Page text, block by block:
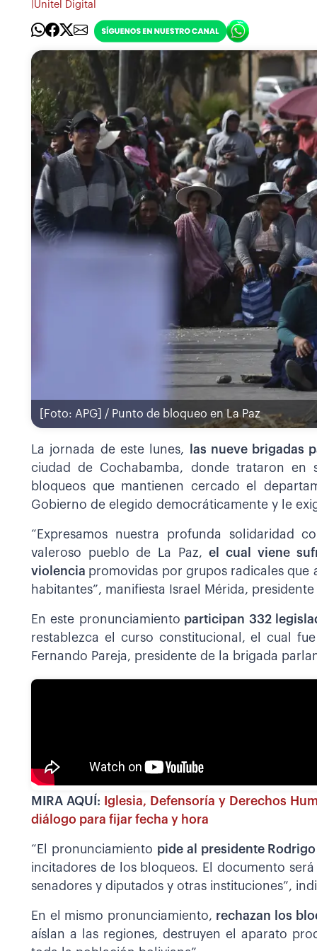
Unitel Digital
[Foto: APG] / Punto de bloqueo en La Paz
La jornada de este lunes,
las nueve brigadas
ciudad de Cochabamba, donde trataron
bloqueos que mantienen cercado el
Gobierno de elegido democráticamente y le
“Expresamos nuestra profunda solidaridad
valeroso pueblo de La Paz,el cual viene
violencia promovidas por grupos radicales
habitantes”, manifiesta Israel Mérida,
En este pronunciamiento participan 332
restablezca el curso constitucional, el cual
Fernando Pareja, presidente de la brigada
MIRA AQUÍ:
Iglesia, Defensoría y Derechos
diálogo para fijar fecha y hora
“El pronunciamiento pide al presidente
incitadores de los bloqueos. El documento
senadores y diputados y otras instituciones”,
En el mismo pronunciamiento, rechazan los
aíslan a las regiones, destruyen el aparato